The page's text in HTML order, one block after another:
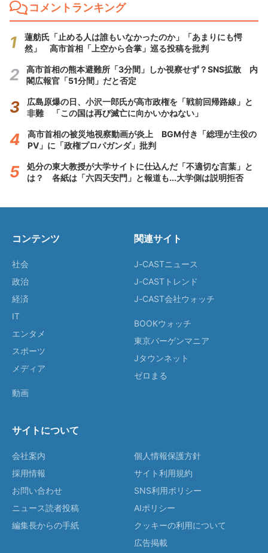
コメントランキング
蓮舫氏「止める人は誰もいなかったのか」「あまりにも愕
然」 高市首相「上空から合掌」巡る投稿を批判
高市首相の熊本避難所「3分間」しか視察せず？SNS拡散 内
閣広報官「51分間」だと否定
広島原爆の日、小沢一郎氏が高市政権を「戦前回帰路線」と
非難 「この国は再び滅亡に向かいかねない」
高市首相の被災地視察動画が炎上 BGM付き「総理が主役の
PV」に「政権プロパガンダ」批判
処分の東大教授が大学サイトに仕込んだ「不適切な言葉」と
は？ 各紙は「六四天安門」と報道も...大学側は説明拒否
コンテンツ
社会
政治
経済
IT
エンタメ
スポーツ
メディア
動画
関連サイト
J-CASTニュース
J-CASTトレンド
J-CAST会社ウォッチ
BOOKウォッチ
東京バーゲンマニア
Jタウンネット
ゼロまる
サイトについて
会社案内
採用情報
お問い合わせ
ニュース読者投稿
編集長からの手紙
個人情報保護方針
サイト利用規約
SNS利用ポリシー
AIポリシー
クッキーの利用について
広告掲載